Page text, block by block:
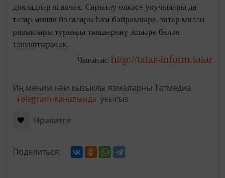
докладлар ясаячак. Сарытау өлкәсе укучылары да
татар милли йолалары һәм бәйрәмнәре, татар милли
ризыклары турында тикшеренү эшләре белән
таныштырачак.
Чыганак: http://tatar-inform.tatar
Иң мөһим һәм кызыклы язмаларны Татмедиа
Telegram-каналында укыгыз
Нравится
Поделиться: